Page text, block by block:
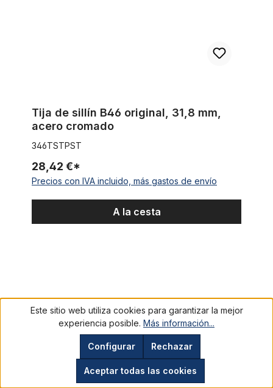
Tija de sillín B46 original, 31,8 mm,
acero cromado
346TSTPST
28,42 €*
Precios con IVA incluido, más gastos de envío
A la cesta
Este sitio web utiliza cookies para garantizar la mejor
experiencia posible. Más información...
Rechazar
Configurar
Aceptar todas las cookies